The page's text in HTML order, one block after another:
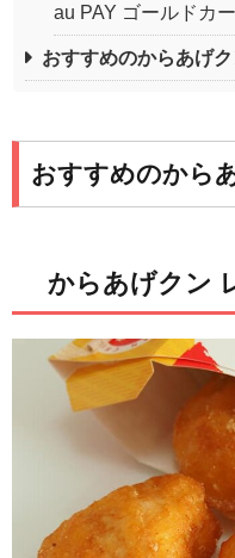
au PAY ゴールドカ
おすすめのからあげ
おすすめのから
からあげクン